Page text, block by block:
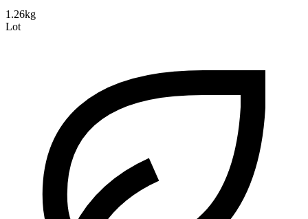
1.26kg
Lot